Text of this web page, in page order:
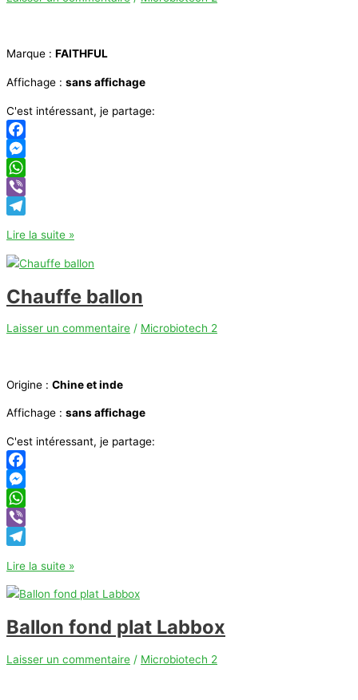
Marque : FAITHFUL
Affichage : sans affichage
C'est intéressant, je partage:
Facebook
Messenger
WhatsApp
Viber
Chauffe
ballon
FAITHFUL
Lire la suite »
Chauffe ballon
Laisser un commentaire / Microbiotech 2
Origine : Chine et inde
Affichage : sans affichage
C'est intéressant, je partage:
Facebook
Messenger
WhatsApp
Viber
Chauffe
ballon
Lire la suite »
Ballon fond plat Labbox
Laisser un commentaire / Microbiotech 2